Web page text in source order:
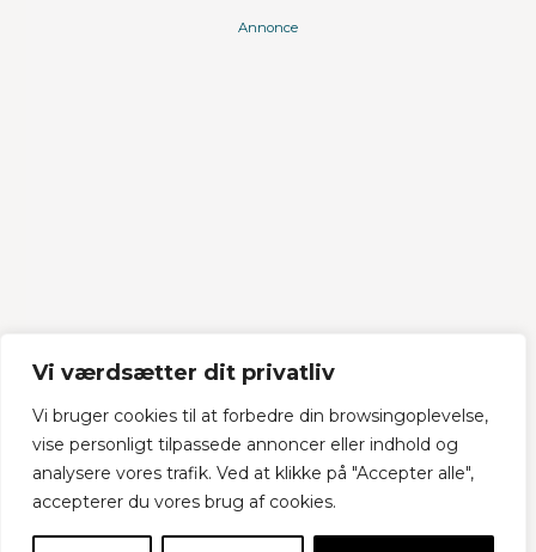
Vi værdsætter dit privatliv
Vi bruger cookies til at forbedre din browsingoplevelse,
vise personligt tilpassede annoncer eller indhold og
analysere vores trafik. Ved at klikke på "Accepter alle",
accepterer du vores brug af cookies.
Annonce